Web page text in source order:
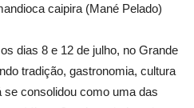
caipira (Mané Pelado)
dias 8 e 12 de julho, no Grande
tradição, gastronomia, cultura
se consolidou como uma das